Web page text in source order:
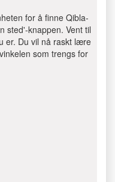
for å finne Qibla-
sted'-knappen. Vent til
er. Du vil nå raskt lære
som trengs for